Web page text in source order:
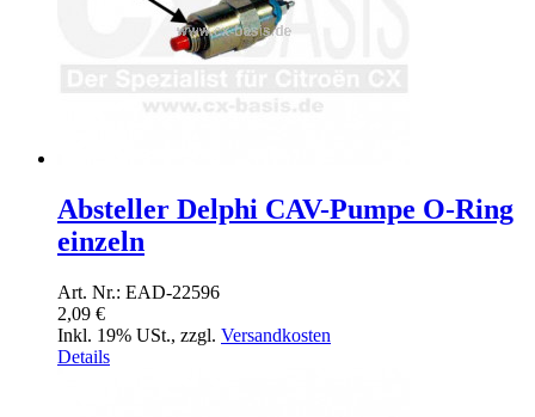
Absteller Delphi CAV-Pumpe O-Ring
einzeln
Art. Nr.: EAD-22596
2,09 €
Inkl. 19% USt., zzgl. Versandkosten
Details